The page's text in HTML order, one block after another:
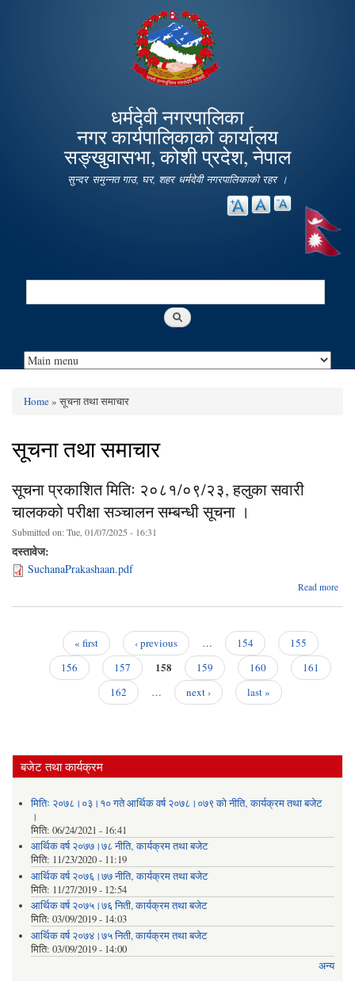
main
content
धर्मदेवी नगरपालिका
नगर कार्यपालिकाको कार्यालय
सङ्खुवासभा, कोशी प्रदेश, नेपाल
सुन्दर समुन्नत गाउ, घर, शहर धर्मदेवी नगरपालिकाको रहर ।
Search
You are here
Home» सूचना तथा समाचार
सूचना तथा समाचार
सूचना प्रकाशित मितिः २०८१/०९/२३, हलुका सवारी
चालकको परीक्षा सञ्चालन सम्बन्धी सूचना ।
Submitted on:Tue, 01/07/2025 - 16:31
दस्तावेज:
SuchanaPrakashaan.pdf
Read more
« first ‹ previous … 154
155
156
157 158 159 160
161
162
… next › last »
बजेट तथा कार्यक्रम
मितिः २०७८।०३।१० गते आर्थिक वर्ष २०७८।०७९ को नीति‚ कार्यक्रम तथा बजेट
।
मिति: 06/24/2021 - 16:41
आर्थिक वर्ष २०७७।७८ नीति‚ कार्यक्रम तथा बजेट
मिति: 11/23/2020 - 11:19
आर्थिक वर्ष २०७६।७७ नीति‚ कार्यक्रम तथा बजेट
मिति: 11/27/2019 - 12:54
आर्थिक वर्ष २०७५।७६ निती, कार्यक्रम तथा बजेट
मिति: 03/09/2019 - 14:03
आर्थिक वर्ष २०७४।७५ निती, कार्यक्रम तथा बजेट
मिति: 03/09/2019 - 14:00
अन्य